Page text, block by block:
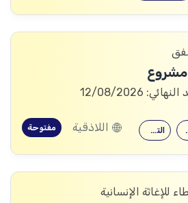
12/08/2026
التجارة اللاذقية مفتوحة
للإغاثة الإنسانية